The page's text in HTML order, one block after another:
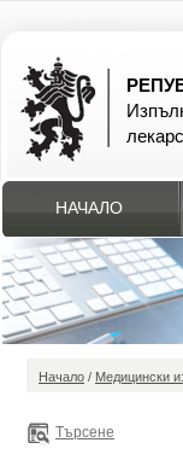
НАЧАЛО
Начало / Медицински
Търсене